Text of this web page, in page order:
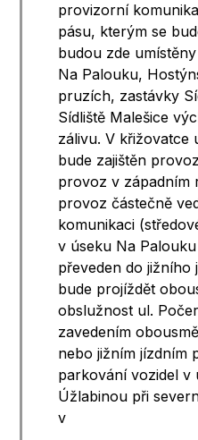
provizorní
pásu, kterým se
budou zde
Na Palouku,
pruzích, zastávky
Sídliště Malešice
zálivu. V křižovatce
bude zajištěn
provoz v západním
provoz částečně
komunikaci
v úseku Na
převeden do
bude projíždět
obslužnost ul.
zavedením
nebo jižním jízdním
parkování vozidel v
Úžlabinou při
v